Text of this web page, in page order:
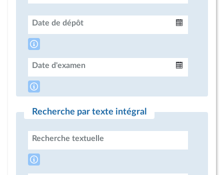
Date de dépôt
Date d'examen
Recherche par texte intégral
Recherche textuelle